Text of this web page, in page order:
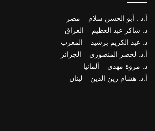
أ.د . أبو الحسن سلام – مصر
د. شاكر عبد العظيم – العراق
د. عبد الكريم برشيد – المغرب
أ.د. لخضر المنصوري – الجزائر
د. مروة مهدي – ألمانيا
أ.د. هشام زين الدين – لبنان